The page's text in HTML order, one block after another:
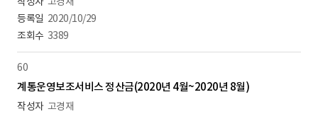
2020/10/29
3389
60
계통운영보조서비스 정산금(2020년 4월~2020년 8월)
고경재